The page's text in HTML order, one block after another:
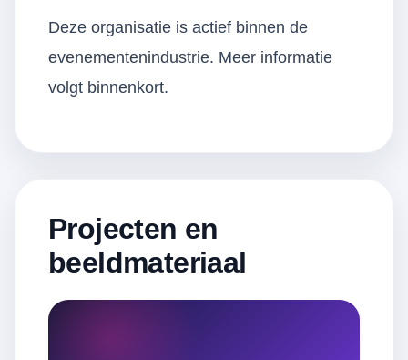
Deze organisatie is actief binnen de
evenementenindustrie. Meer informatie
volgt binnenkort.
Projecten en
beeldmateriaal